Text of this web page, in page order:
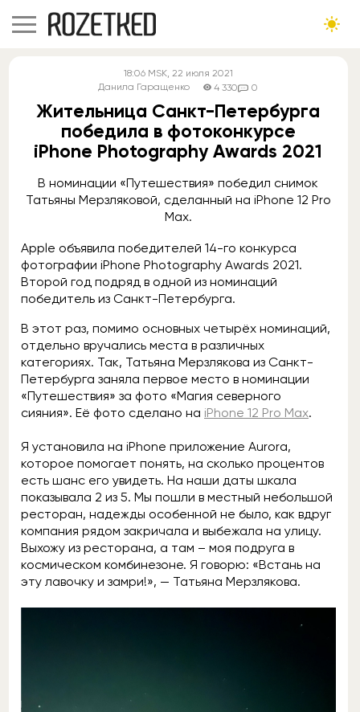
18:06 MSK, 22 июля 2021
Данила Гаращенко
4 330 0
Жительница Санкт-Петербурга
победила в фотоконкурсе
iPhone Photography Awards 2021
В номинации «Путешествия» победил снимок
Татьяны Мерзляковой, сделанный на iPhone 12 Pro
Max.
Apple объявила победителей 14-го конкурса
фотографии iPhone Photography Awards 2021.
Второй год подряд в одной из номинаций
победитель из Санкт-Петербурга.
В этот раз, помимо основных четырёх номинаций,
отдельно вручались места в различных
категориях. Так, Татьяна Мерзлякова из Санкт-
Петербурга заняла первое место в номинации
«Путешествия» за фото «Магия северного
сияния». Её фото сделано на iPhone 12 Pro Max.
Я установила на iPhone приложение Aurora,
которое помогает понять, на сколько процентов
есть шанс его увидеть. На наши даты шкала
показывала 2 из 5. Мы пошли в местный небольшой
ресторан, надежды особенной не было, как вдруг
компания рядом закричала и выбежала на улицу.
Выхожу из ресторана, а там – моя подруга в
космическом комбинезоне. Я говорю: «Встань на
эту лавочку и замри!», — Татьяна Мерзлякова.